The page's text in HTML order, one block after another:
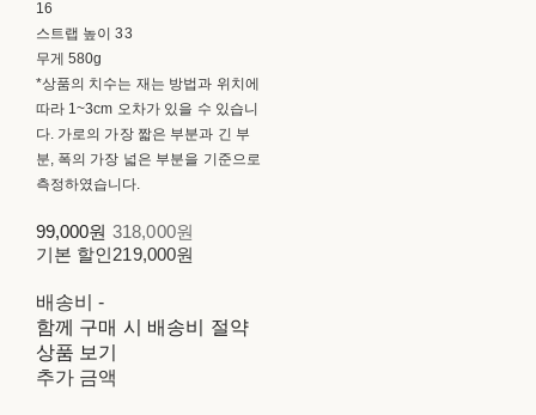
16
스트랩 높이 33
무게 580g
*상품의 치수는 재는 방법과 위치에
따라 1~3cm 오차가 있을 수 있습니
다. 가로의 가장 짧은 부분과 긴 부
분, 폭의 가장 넓은 부분을 기준으로
측정하였습니다.
99,000원 318,000원
기본 할인219,000원
배송비-
함께 구매 시 배송비 절약
상품 보기
추가 금액